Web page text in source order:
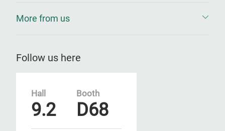
More from us
Follow us here
Hall
9.2
Booth
D68